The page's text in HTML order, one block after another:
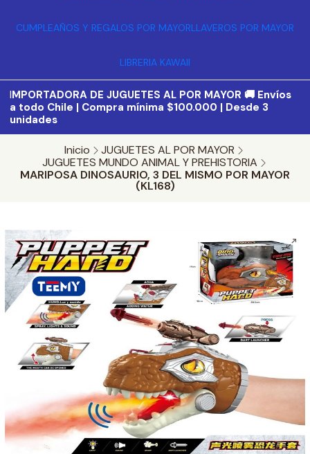
CUMPLEAÑOS Y REGALOS POR MAYORLLAVEROS POR MAYOR
LIBRERIA KAWAII
IMPORTADORA DE JUGUETES AL POR MAYOR 🚚 Envíos
a todo Chile | Compra mínima $100.000 | Desde 3
unidades
Inicio
JUGUETES AL POR MAYOR
JUGUETES MUNDO ANIMAL Y PREHISTORIA
MARIPOSA DINOSAURIO, 3 DEL MISMO POR MAYOR
(KL168)